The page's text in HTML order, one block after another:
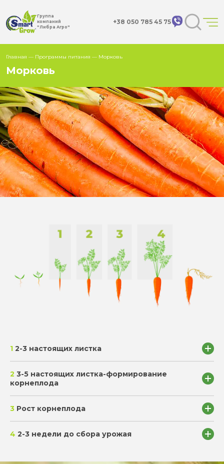
Группа
компаний
"Либра Агро"
+38 050 785 45 75
Главная — Программы питания — Морковь
Морковь
1 2-3 настоящих листка
SmartGrow Старт
2 3-5 настоящих листка-формирование
корнеплода
Naturwin 21-21-21+ ТE
3 Рост корнеплода
Naturwin 21-21-21+ ТE
SmartGrow BORON-150
4 2-3 недели до сбора урожая